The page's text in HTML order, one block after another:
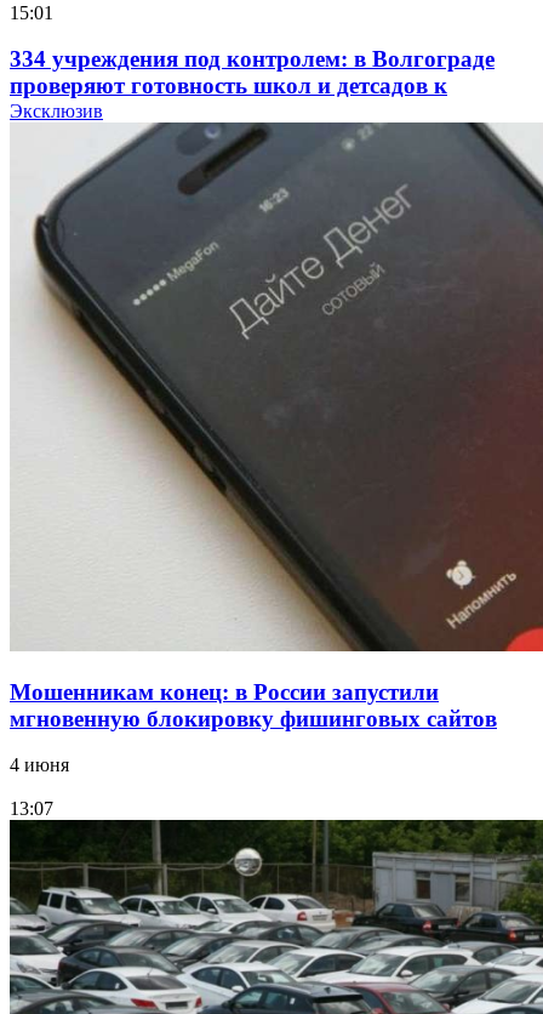
15:01
334 учреждения под контролем: в Волгограде
проверяют готовность школ и детсадов к
учебному году
Покушение на убийство в Волгограде: девушка
напала на незнакомую женщину с ножом
12:39
Сладкий праздник в Волгограде: в Центральном
парке прошёл фестиваль „Арбузный переполох“
Волгоградские компании нарастили экспорт:
заключены контракты на 3,6 млн долларов
Эксклюзив
Мошенникам конец: в России запустили
мгновенную блокировку фишинговых сайтов
4 июня
13:07